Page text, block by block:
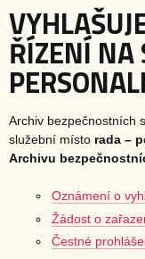
ŘÍZENÍ NA
Archiv bezpečnostních
služební místo rada –
Archivu
Oznámení o
Žádost o
Čestné